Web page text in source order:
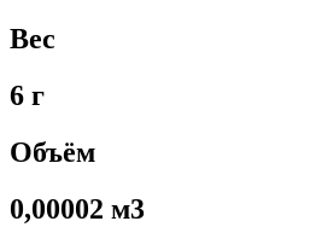
Вес
6 г
Объём
0,00002 м3